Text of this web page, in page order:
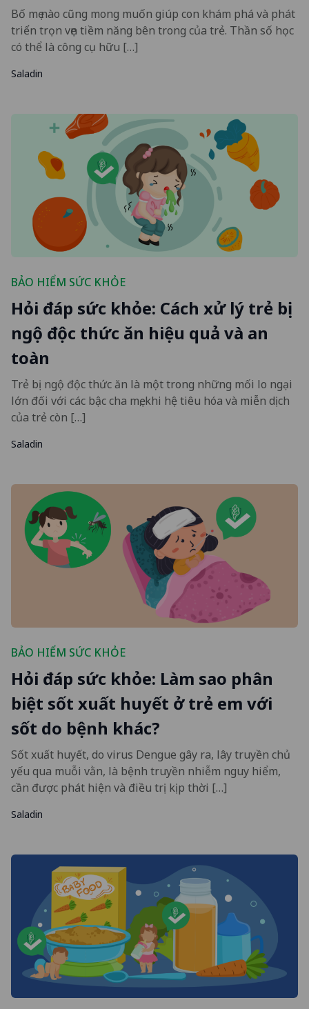
Bố mẹ nào cũng mong muốn giúp con khám phá và phát
triển trọn vẹn tiềm năng bên trong của trẻ. Thần số học
có thể là công cụ hữu […]
Saladin
BẢO HIỂM SỨC KHỎE
Hỏi đáp sức khỏe: Cách xử lý trẻ bị
ngộ độc thức ăn hiệu quả và an
toàn
Trẻ bị ngộ độc thức ăn là một trong những mối lo ngại
lớn đối với các bậc cha mẹ, khi hệ tiêu hóa và miễn dịch
của trẻ còn […]
Saladin
BẢO HIỂM SỨC KHỎE
Hỏi đáp sức khỏe: Làm sao phân
biệt sốt xuất huyết ở trẻ em với
sốt do bệnh khác?
Sốt xuất huyết, do virus Dengue gây ra, lây truyền chủ
yếu qua muỗi vằn, là bệnh truyền nhiễm nguy hiểm,
cần được phát hiện và điều trị kịp thời […]
Saladin